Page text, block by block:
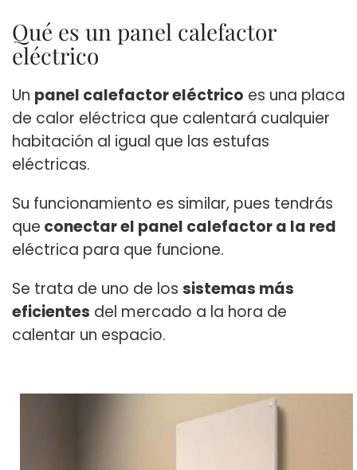
Qué es un panel calefactor
eléctrico
Un panel calefactor eléctrico es una placa
de calor eléctrica que calentará cualquier
habitación al igual que las estufas
eléctricas.
Su funcionamiento es similar, pues tendrás
que conectar el panel calefactor a la red
eléctrica para que funcione.
Se trata de uno de los sistemas más
eficientes del mercado a la hora de
calentar un espacio.